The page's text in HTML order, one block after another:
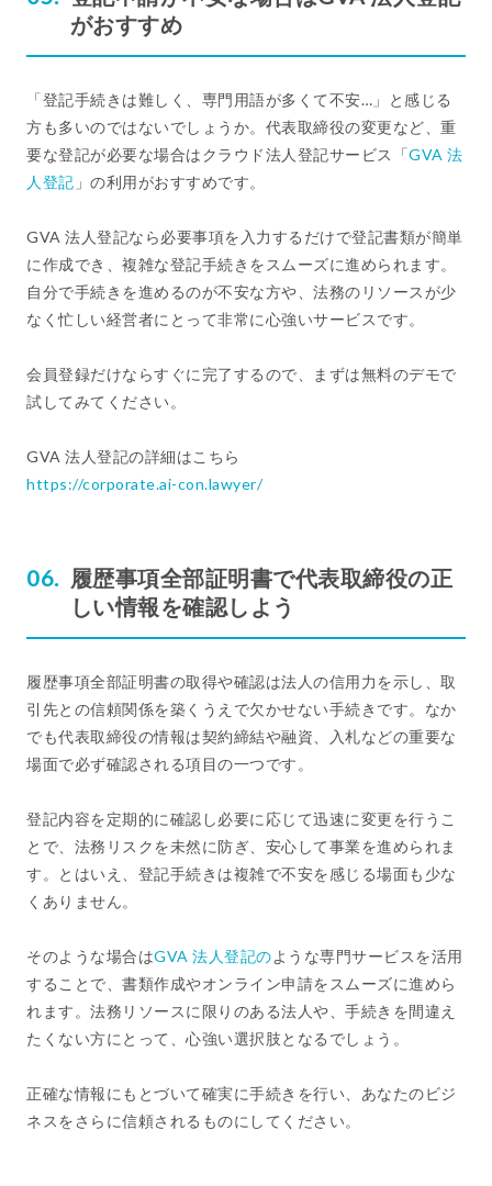
がおすすめ
「登記手続きは難しく、専門用語が多くて不安…」と感じる
方も多いのではないでしょうか。代表取締役の変更など、重
要な登記が必要な場合はクラウド法人登記サービス「GVA 法
人登記 」の利用がおすすめです。
GVA 法人登記なら必要事項を入力するだけで登記書類が簡単
に作成でき、複雑な登記手続きをスムーズに進められます。
自分で手続きを進めるのが不安な方や、法務のリソースが少
なく忙しい経営者にとって非常に心強いサービスです。
会員登録だけならすぐに完了するので、まずは無料のデモで
試してみてください。
GVA 法人登記の詳細はこちら
https://corporate.ai-con.lawyer/
履歴事項全部証明書で代表取締役の正
しい情報を確認しよう
履歴事項全部証明書の取得や確認は法人の信用力を示し、取
引先との信頼関係を築くうえで欠かせない手続きです。なか
でも代表取締役の情報は契約締結や融資、入札などの重要な
場面で必ず確認される項目の一つです。
登記内容を定期的に確認し必要に応じて迅速に変更を行うこ
とで、法務リスクを未然に防ぎ、安心して事業を進められま
す。とはいえ、登記手続きは複雑で不安を感じる場面も少な
くありません。
そのような場合はGVA 法人登記のような専門サービスを活用
することで、書類作成やオンライン申請をスムーズに進めら
れます。法務リソースに限りのある法人や、手続きを間違え
たくない方にとって、心強い選択肢となるでしょう。
正確な情報にもとづいて確実に手続きを行い、あなたのビジ
ネスをさらに信頼されるものにしてください。